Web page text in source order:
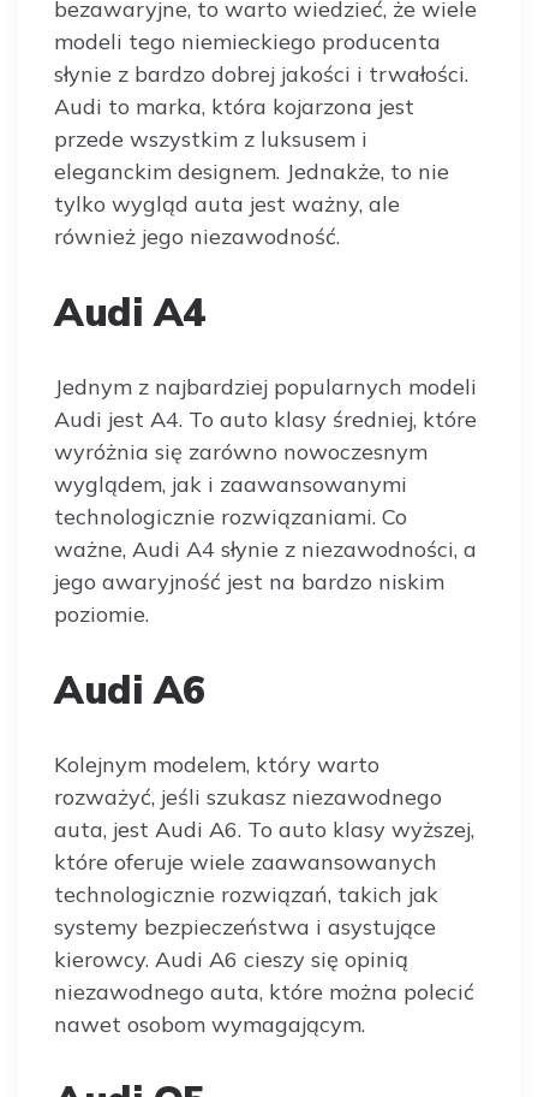
bezawaryjne, to warto wiedzieć, że wiele
modeli tego niemieckiego producenta
słynie z bardzo dobrej jakości i trwałości.
Audi to marka, która kojarzona jest
przede wszystkim z luksusem i
eleganckim designem. Jednakże, to nie
tylko wygląd auta jest ważny, ale
również jego niezawodność.
Audi A4
Jednym z najbardziej popularnych modeli
Audi jest A4. To auto klasy średniej, które
wyróżnia się zarówno nowoczesnym
wyglądem, jak i zaawansowanymi
technologicznie rozwiązaniami. Co
ważne, Audi A4 słynie z niezawodności, a
jego awaryjność jest na bardzo niskim
poziomie.
Audi A6
Kolejnym modelem, który warto
rozważyć, jeśli szukasz niezawodnego
auta, jest Audi A6. To auto klasy wyższej,
które oferuje wiele zaawansowanych
technologicznie rozwiązań, takich jak
systemy bezpieczeństwa i asystujące
kierowcy. Audi A6 cieszy się opinią
niezawodnego auta, które można polecić
nawet osobom wymagającym.